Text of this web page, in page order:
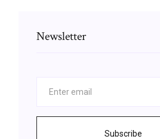
Newsletter
Subscribe